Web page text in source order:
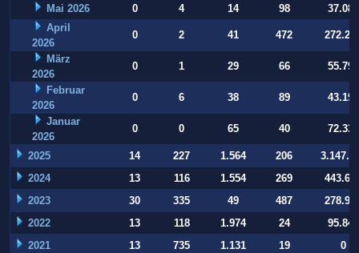
Mai 2026 0 4 14 98
37.084
April
2026
0 2 41 472
März
2026
0 1 29 66
55.794
Februar
2026
0 6 38 89
43.197
Januar
2026
0 0 65 40 72.332
2025 14 227 1.564 206
2024
13 116 1.554 269
2023
30 335 49 487
2022
13 118 1.974 24
95.847
2021
13 735 1.131 19
0